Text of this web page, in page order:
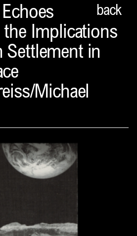
back
(
Implications
Settlement in
Michael